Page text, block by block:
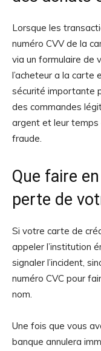
Lorsque les
numéro CVV de la
via un formulaire de
l’acheteur a la carte
sécurité importante
des commandes
argent et leur temps
fraude.
Que faire
perte de
Si votre carte de
appeler l’institution
signaler l’incident,
numéro CVC pour
nom.
Une fois que vous
banque annulera